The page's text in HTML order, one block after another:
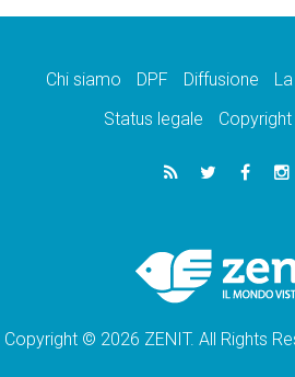
Chi siamo DPF Diffusione
Status legale
Copyright
Copyright © 2026 ZENIT. All Rights